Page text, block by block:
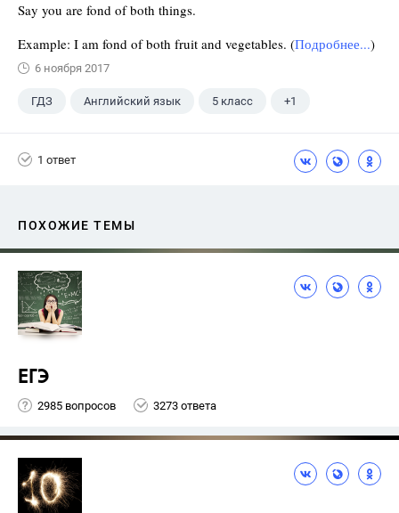
Say you are fond of both things.
Example: I am fond of both fruit and vegetables. (Подробнее...)
6 ноября 2017
ГДЗ Английский язык 5 класс +1
1 ответ
ПОХОЖИЕ ТЕМЫ
ЕГЭ
2985 вопросов 3273 ответа